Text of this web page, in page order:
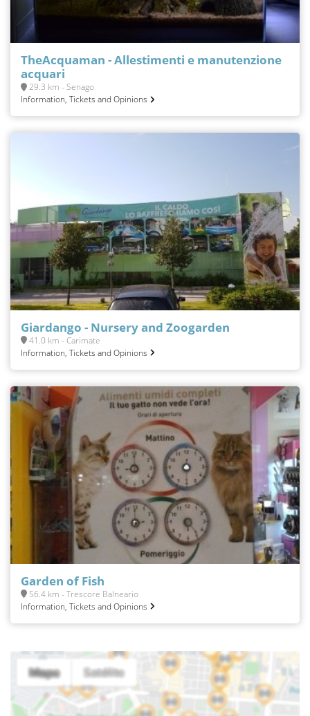
TheAcquaman - Allestimenti e manutenzione
acquari
29.3 km - Senago
Information, Tickets and Opinions
Giardango - Nursery and Zoogarden
41.0 km - Carimate
Information, Tickets and Opinions
Garden of Fish
56.4 km - Trescore Balneario
Information, Tickets and Opinions